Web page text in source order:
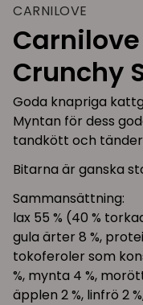
CARNILOVE
Crunchy
Goda knapriga
Myntan för dess
tandkött och
Bitarna är ganska
Sammansättning:
lax 55 % (40 %
gula ärter 8 %,
tokoferoler som
%, mynta 4 %,
äpplen 2 %, linfrö 2